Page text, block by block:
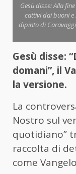
Gesù disse: Alla
cattivi dai buoni e
dipinto di
Gesù disse:
domani”, il
la versione.
La
Nostro sul
quotidiano”
raccolta di
come